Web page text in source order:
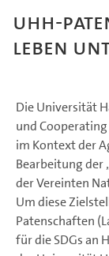
UHH-
Leben
Die Universität
und
im Kontext der
Bearbeitung der
der Vereinten
Um diese
Patenschaften
für die SDGs an